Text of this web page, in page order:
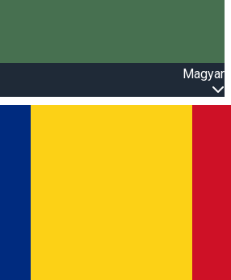
Magyar